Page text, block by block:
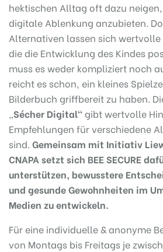
hektischen Alltag oft dazu
digitale Ablenkung anzubieten.
Alternativen lassen sich
die die Entwicklung des Kindes
muss es weder kompliziert noch
reicht es schon, ein kleines
Bilderbuch griffbereit zu haben.
„Sécher Digital“gibt wertvolle
Empfehlungen für verschiedene
sind. Gemeinsam mit Initiativ
CNAPA setzt sich BEE SECURE
unterstützen, bewusstere
und gesunde Gewohnheiten im
Medien zu entwickeln.
Für eine individuelle & anonyme
von Montags bis Freitags je